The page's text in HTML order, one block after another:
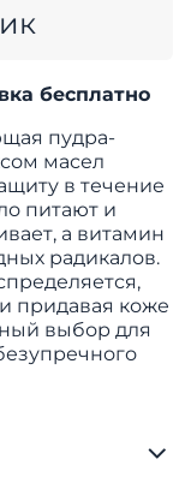
бесплатно
пудра-
масел
в течение
питают и
а витамин
радикалов.
придавая коже
выбор для